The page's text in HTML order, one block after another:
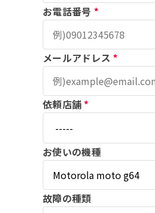
お電話番号 *
メールアドレス *
依頼店舗 *
お使いの機種
故障の種類